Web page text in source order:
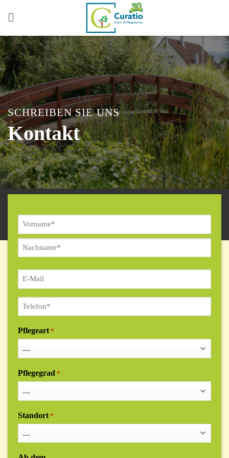
SCHREIBEN SIE UNS
Kontakt
Name
Vorname
E-
Mail
Telefon
Pflegeart *
Pflegegrad *
Standort *